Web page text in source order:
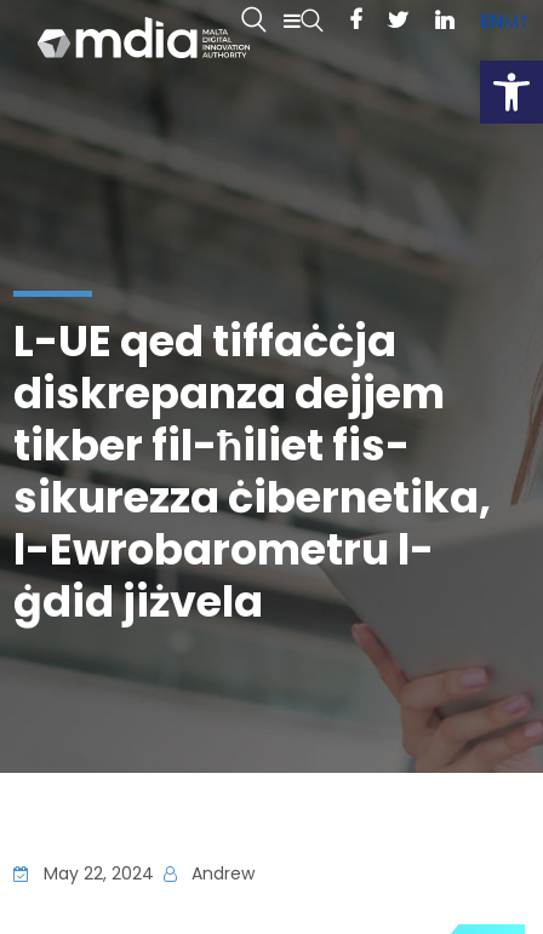
ENMT
L-UE qed tiffaċċja
diskrepanza dejjem
tikber fil-ħiliet fis-
sikurezza ċibernetika,
l-Ewrobarometru l-
ġdid jiżvela
May 22, 2024 Andrew